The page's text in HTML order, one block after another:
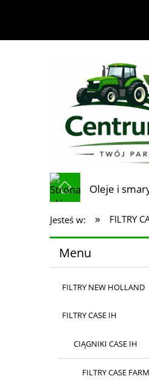
Oleje i
Jesteś w: » FILTRY
Menu
FILTRY NEW HOLLAND
FILTRY CASE IH
CIĄGNIKI CASE IH
FILTRY CASE